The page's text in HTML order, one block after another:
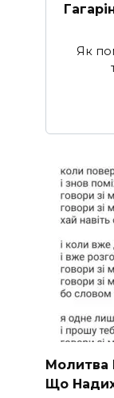
Як
Молитва
Що